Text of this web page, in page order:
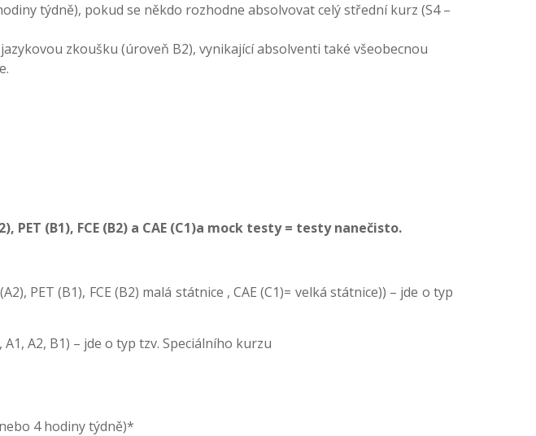
týdně), pokud se někdo rozhodne absolvovat celý střední kurz (S4 –
zkoušku (úroveň B2), vynikající absolventi také všeobecnou
PET (B1), FCE (B2) a CAE (C1)a mock testy = testy nanečisto.
(A2), PET (B1), FCE (B2) malá státnice , CAE (C1)= velká státnice)) – jde o typ
A2, B1) – jde o typ tzv. Speciálního kurzu
4 hodiny týdně)*